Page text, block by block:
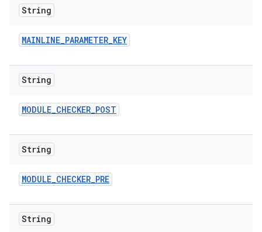
String
MAINLINE_PARAMETER_KEY
String
MODULE_CHECKER_POST
String
MODULE_CHECKER_PRE
String